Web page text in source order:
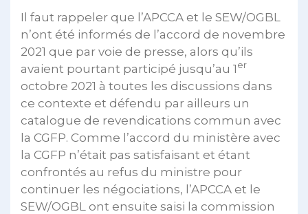
Il faut rappeler que l’APCCA et le SEW/OGBL
n’ont été informés de l’accord de novembre
2021 que par voie de presse, alors qu’ils
avaient pourtant participé jusqu’au 1 er
octobre 2021 à toutes les discussions dans
ce contexte et défendu par ailleurs un
catalogue de revendications commun avec
la CGFP. Comme l’accord du ministère avec
la CGFP n’était pas satisfaisant et étant
confrontés au refus du ministre pour
continuer les négociations, l’APCCA et le
SEW/OGBL ont ensuite saisi la commission